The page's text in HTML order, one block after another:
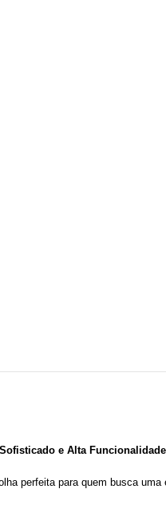
e Alta Funcionalidade
perfeita para quem busca